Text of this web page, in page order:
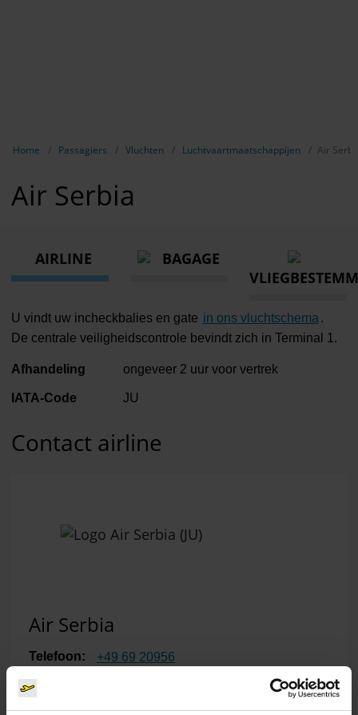
Home Passagiers Vluchten Luchtvaartmaatschappijen Air
Air Serbia
AIRLINE
BAGAGE
U vindt uw incheckbalies en gate in ons vluchtschema .
De centrale veiligheidscontrole bevindt zich in Terminal 1.
Afhandeling ongeveer 2 uur voor vertrek
IATA-Code JU
Contact airline
Air Serbia
Telefoon:
+49 69 20956
E-Mail:
Website:
(Link naar externe website)